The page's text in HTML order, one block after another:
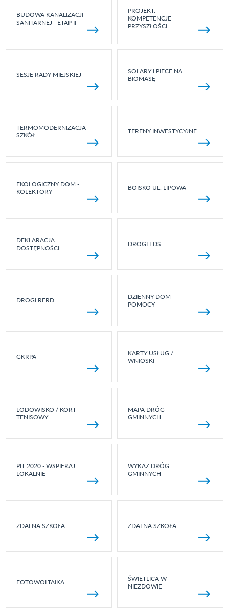
BUDOWA KANALIZACJI
SANITARNEJ - ETAP II
PROJEKT:
KOMPETENCJE
PRZYSZŁOŚCI
SESJE RADY MIEJSKIEJ
SOLARY I PIECE NA
BIOMASĘ
TERMOMODERNIZACJA
SZKÓŁ
TERENY INWESTYCYJNE
EKOLOGICZNY DOM -
KOLEKTORY
BOISKO UL. LIPOWA
DEKLARACJA
DOSTĘPNOŚCI
DROGI FDS
DROGI RFRD
DZIENNY DOM
POMOCY
GKRPA
KARTY USŁUG /
WNIOSKI
LODOWISKO / KORT
TENISOWY
MAPA DRÓG
GMINNYCH
PIT 2020 - WSPIERAJ
LOKALNIE
WYKAZ DRÓG
GMINNYCH
ZDALNA SZKOŁA + ZDALNA SZKOŁA
FOTOWOLTAIKA
ŚWIETLICA W
NIEZDOWIE